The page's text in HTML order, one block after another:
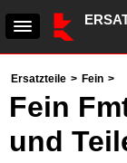
Ersatzteile > Fein >
Fein
und